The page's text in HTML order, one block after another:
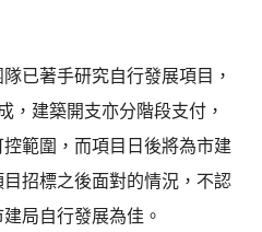
已著手研究自行發展項目，
，建築開支亦分階段支付，
範圍，而項目日後將為市建
招標之後面對的情況，不認
局自行發展為佳。